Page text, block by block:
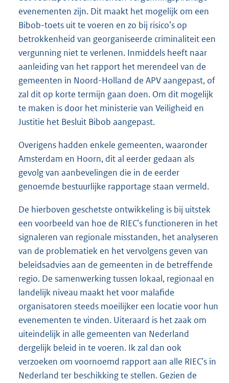
evenementen zijn. Dit maakt het mogelijk om een
Bibob-toets uit te voeren en zo bij risico’s op
betrokkenheid van georganiseerde criminaliteit een
vergunning niet te verlenen. Inmiddels heeft naar
aanleiding van het rapport het merendeel van de
gemeenten in Noord-Holland de APV aangepast, of
zal dit op korte termijn gaan doen. Om dit mogelijk
te maken is door het ministerie van Veiligheid en
Justitie het Besluit Bibob aangepast.
Overigens hadden enkele gemeenten, waaronder
Amsterdam en Hoorn, dit al eerder gedaan als
gevolg van aanbevelingen die in de eerder
genoemde bestuurlijke rapportage staan vermeld.
De hierboven geschetste ontwikkeling is bij uitstek
een voorbeeld van hoe de RIEC’s functioneren in het
signaleren van regionale misstanden, het analyseren
van de problematiek en het vervolgens geven van
beleidsadvies aan de gemeenten in de betreffende
regio. De samenwerking tussen lokaal, regionaal en
landelijk niveau maakt het voor malafide
organisatoren steeds moeilijker een locatie voor hun
evenementen te vinden. Uiteraard is het zaak om
uiteindelijk in alle gemeenten van Nederland
dergelijk beleid in te voeren. Ik zal dan ook
verzoeken om voornoemd rapport aan alle RIEC’s in
Nederland ter beschikking te stellen. Gezien de